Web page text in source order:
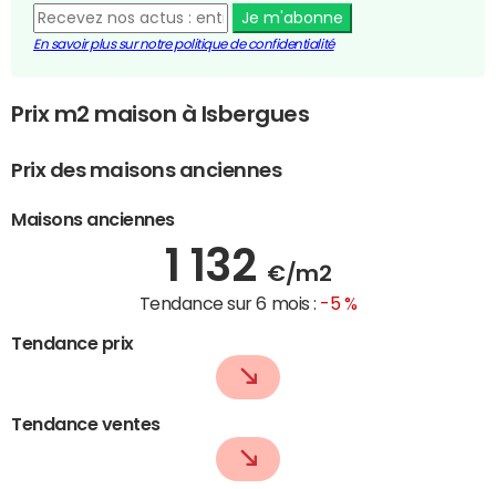
Je m'abonne
En savoir plus sur notre politique de confidentialité
Prix m2 maison à Isbergues
Prix des maisons anciennes
Maisons anciennes
1 132 €/m2
Tendance sur 6 mois : -5 %
Tendance prix
Tendance ventes